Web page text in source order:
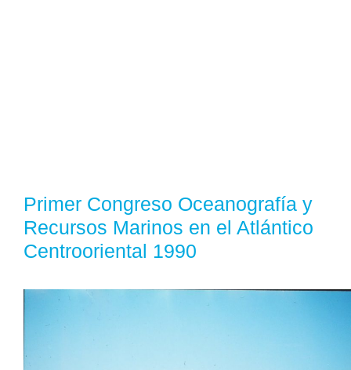
Primer Congreso Oceanografía y
Recursos Marinos en el Atlántico
Centrooriental 1990